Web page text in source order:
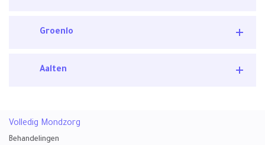
Groenlo
Aalten
Volledig Mondzorg
Behandelingen